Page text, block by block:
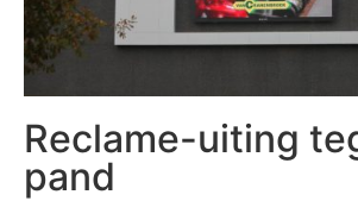
Reclame-uiting
pand